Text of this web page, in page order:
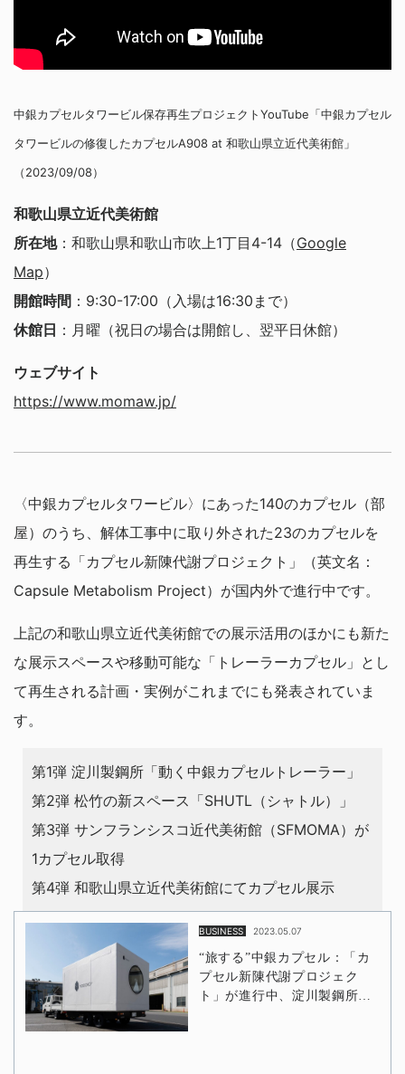
中銀カプセルタワービル保存再生プロジェクトYouTube「中銀カプセル
タワービルの修復したカプセルA908 at 和歌山県立近代美術館」
（2023/09/08）
和歌山県立近代美術館
所在地：和歌山県和歌山市吹上1丁目4-14（Google
Map）
開館時間 ：9:30-17:00（入場は16:30まで）
休館日 ：月曜（祝日の場合は開館し、翌平日休館）
ウェブサイト
https://www.momaw.jp/
〈中銀カプセルタワービル〉にあった140のカプセル（部
屋）のうち、解体工事中に取り外された23のカプセルを
再生する「カプセル新陳代謝プロジェクト」（英文名：
Capsule Metabolism Project）が国内外で進行中です。
上記の和歌山県立近代美術館での展示活用のほかにも新た
な展示スペースや移動可能な「トレーラーカプセル」とし
て再生される計画・実例がこれまでにも発表されていま
す。
第1弾 淀川製鋼所「動く中銀カプセルトレーラー」
第2弾 松竹の新スペース「SHUTL（シャトル）」
第3弾 サンフランシスコ近代美術館（SFMOMA）が
1カプセル取得
第4弾 和歌山県立近代美術館にてカプセル展示